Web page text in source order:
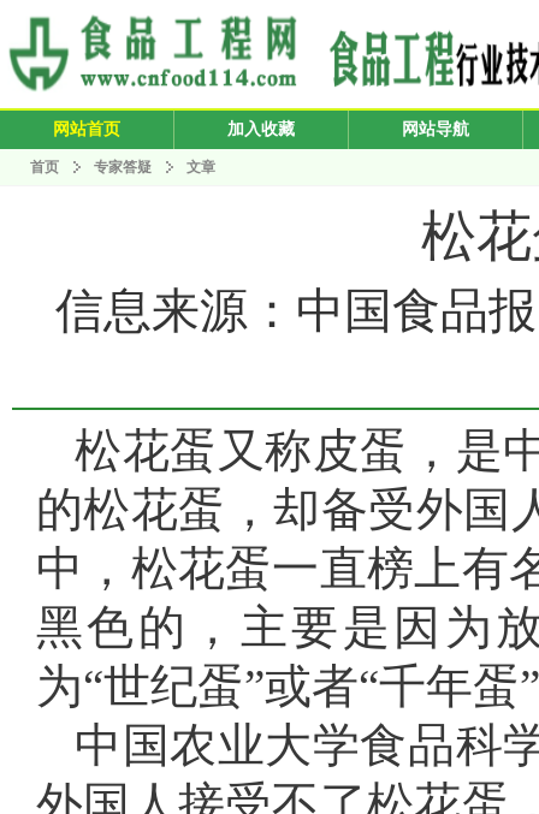
网站首页 加入收藏 网站导航
首页 专家答疑 文章
松
信息来源：中国食品
松花蛋又称皮蛋，是
的松花蛋，却备受外国
中，松花蛋一直榜上有
黑色的，主要是因为
为“世纪蛋”或者“千年蛋
中国农业大学食品科